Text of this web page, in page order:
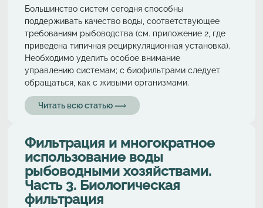
Большинство систем сегодня способны
поддерживать качество воды, соответствующее
требованиям рыбоводства (см. приложение 2, где
приведена типичная рециркуляционная установка).
Необходимо уделить особое внимание
управлению системам; с биофильтрами следует
обращаться, как с живыми организмами.
Читать всю статью ⟹
Фильтрация и многократное
использование воды
рыбоводными хозяйствами.
Часть 3. Биологическая
фильтрация